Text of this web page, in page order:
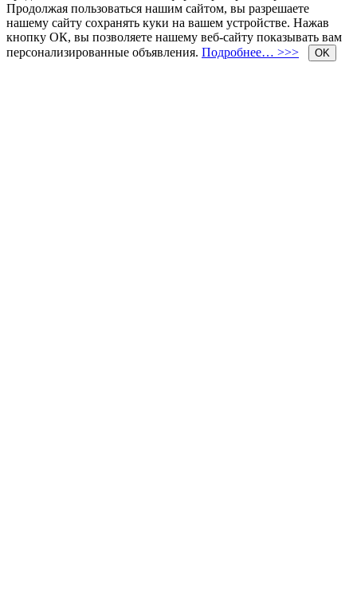
Продолжая пользоваться нашим сайтом, вы разрешаете
нашему сайту сохранять куки на вашем устройстве. Нажав
кнопку ОК, вы позволяете нашему веб-сайту показывать вам
персонализированные объявления. Подробнее… >>> OK